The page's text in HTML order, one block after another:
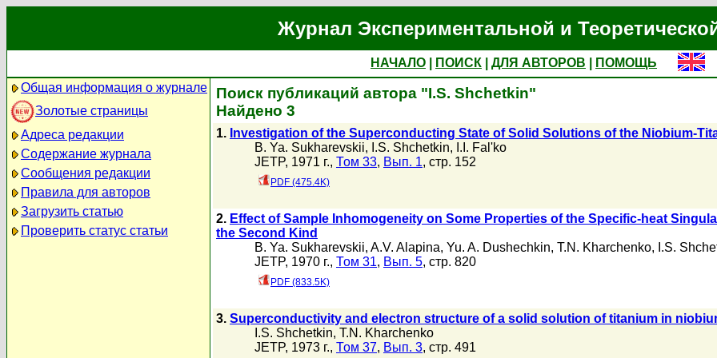
Журнал Экспериментальной и
НАЧАЛО ПОИСК ДЛЯ АВТОРОВ
ПОМОЩЬ
Общая информация о журнале
Золотые страницы
Адреса редакции
Содержание журнала
Сообщения редакции
Правила для авторов
Загрузить статью
Проверить статус статьи
Поиск публикаций автора "I.S. Shchetkin"
Найдено 3
1. Investigation of the Superconducting State of Solid Solutions of the Niobium-
B. Ya. Sukharevskii, I.S. Shchetkin, I.I. Fal'ko
JETP, 1971 г., Том 33, Вып. 1, стр. 152
PDF (475.4K)
2. Effect of Sample Inhomogeneity on Some Properties of the Specific-heat
the Second Kind
B. Ya. Sukharevskii, A.V. Alapina, Yu. A. Dushechkin, T.N. Kharchenko, I.S.
JETP, 1970 г., Том 31, Вып. 5, стр. 820
PDF (833.5K)
3. Superconductivity and electron structure of a solid solution of titanium in
I.S. Shchetkin, T.N. Kharchenko
JETP, 1973 г., Том 37, Вып. 3, стр. 491